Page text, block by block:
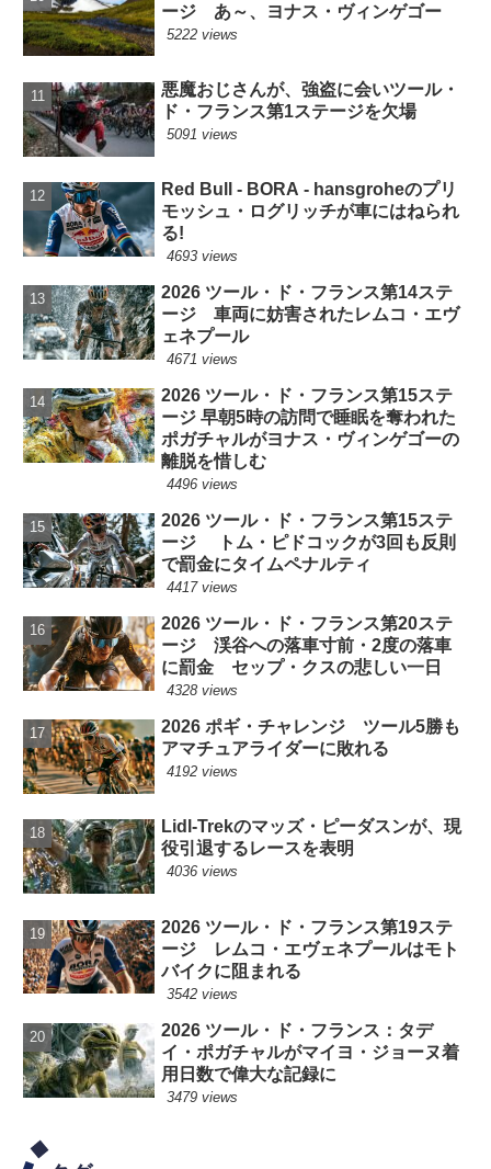
ージ あ～、ヨナス・ヴィンゲゴー
5222 views
悪魔おじさんが、強盗に会いツール・
ド・フランス第1ステージを欠場
5091 views
Red Bull - BORA - hansgroheのプリ
モッシュ・ログリッチが車にはねられ
る!
4693 views
2026 ツール・ド・フランス第14ステ
ージ 車両に妨害されたレムコ・エヴ
ェネプール
4671 views
2026 ツール・ド・フランス第15ステ
ージ 早朝5時の訪問で睡眠を奪われた
ポガチャルがヨナス・ヴィンゲゴーの
離脱を惜しむ
4496 views
2026 ツール・ド・フランス第15ステ
ージ トム・ピドコックが3回も反則
で罰金にタイムペナルティ
4417 views
2026 ツール・ド・フランス第20ステ
ージ 渓谷への落車寸前・2度の落車
に罰金 セップ・クスの悲しい一日
4328 views
2026 ポギ・チャレンジ ツール5勝も
アマチュアライダーに敗れる
4192 views
Lidl-Trekのマッズ・ピーダスンが、現
役引退するレースを表明
4036 views
2026 ツール・ド・フランス第19ステ
ージ レムコ・エヴェネプールはモト
バイクに阻まれる
3542 views
2026 ツール・ド・フランス：タデ
イ・ポガチャルがマイヨ・ジョーヌ着
用日数で偉大な記録に
3479 views